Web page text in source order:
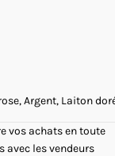
Argent, Laiton
vos achats en toute
les vendeurs